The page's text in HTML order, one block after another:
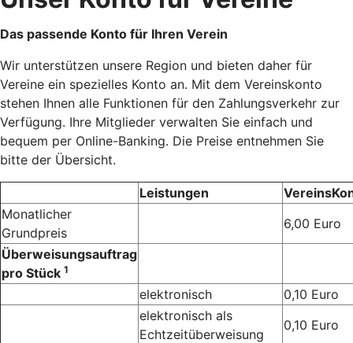
Das passende Konto für Ihren Verein
Wir unterstützen unsere Region und bieten daher für
Vereine ein spezielles Konto an. Mit dem Vereinskonto
stehen Ihnen alle Funktionen für den Zahlungsverkehr zur
Verfügung. Ihre Mitglieder verwalten Sie einfach und
bequem per Online-Banking. Die Preise entnehmen Sie
bitte der Übersicht.
Leistungen
Monatlicher
Grundpreis
6,00 Euro
Überweisungsauftrag
pro Stück 1
elektronisch
0,10 Euro
elektronisch als
Echtzeitüberweisung
0,10 Euro